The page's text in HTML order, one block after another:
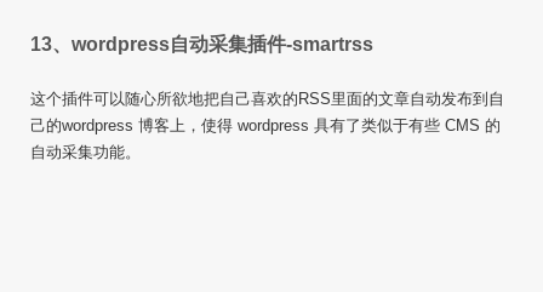
13、wordpress自动采集插件-smartrss
这个插件可以随心所欲地把自己喜欢的RSS里面的文章自动发布到自
己的wordpress 博客上，使得 wordpress 具有了类似于有些 CMS 的
自动采集功能。